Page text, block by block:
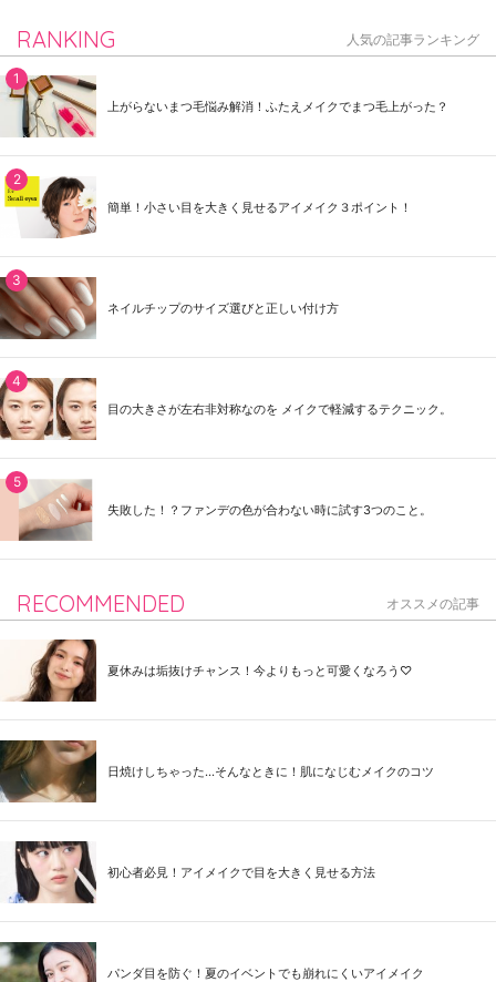
RANKING 人気の記事ランキング
上がらないまつ毛悩み解消！ふたえメイクでまつ毛上がった？
簡単！小さい目を大きく見せるアイメイク３ポイント！
ネイルチップのサイズ選びと正しい付け方
目の大きさが左右非対称なのを メイクで軽減するテクニック。
失敗した！？ファンデの色が合わない時に試す3つのこと。
RECOMMENDED オススメの記事
夏休みは垢抜けチャンス！今よりもっと可愛くなろう♡
日焼けしちゃった...そんなときに！肌になじむメイクのコツ
初心者必見！アイメイクで目を大きく見せる方法
パンダ目を防ぐ！夏のイベントでも崩れにくいアイメイク